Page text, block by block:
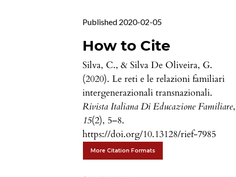
Published 2020-02-05
How to Cite
Silva, C., & Silva De Oliveira, G.
(2020). Le reti e le relazioni familiari
intergenerazionali transnazionali.
Rivista Italiana Di Educazione Familiare,
15(2), 5–8.
https://doi.org/10.13128/rief-7985
More Citation Formats